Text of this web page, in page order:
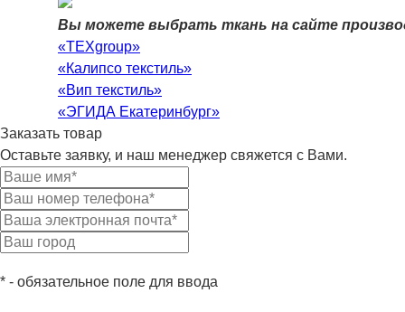
Вы можете выбрать ткань на сайте
«TEXgroup»
«Калипсо текстиль»
«Вип текстиль»
«ЭГИДА Екатеринбург»
Заказать товар
Оставьте заявку, и наш менеджер свяжется с Вами.
* - обязательное поле для ввода